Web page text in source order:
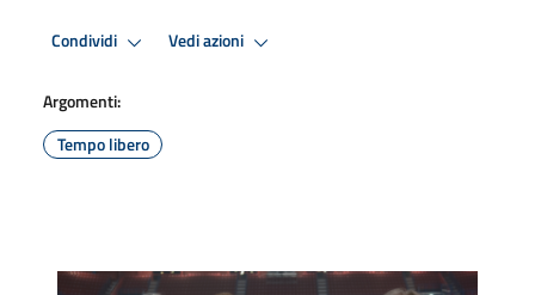
Condividi Vedi azioni
Argomenti:
Tempo libero